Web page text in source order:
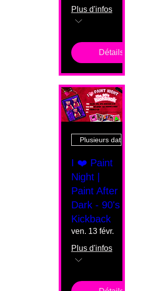
Plus d'infos
Détails
Plusieurs dates
I ❤️ Paint
Night |
Paint After
Dark - 90's
Kickback
ven. 13 févr.
Plus d'infos